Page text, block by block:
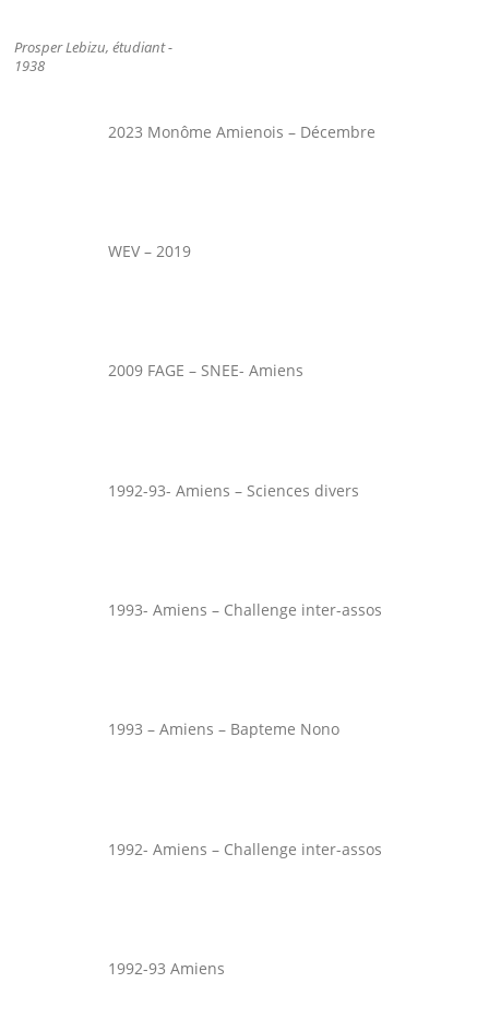
Prosper Lebizu, étudiant -
1938
2023 Monôme Amienois – Décembre
WEV – 2019
2009 FAGE – SNEE- Amiens
1992-93- Amiens – Sciences divers
1993- Amiens – Challenge inter-assos
1993 – Amiens – Bapteme Nono
1992- Amiens – Challenge inter-assos
1992-93 Amiens